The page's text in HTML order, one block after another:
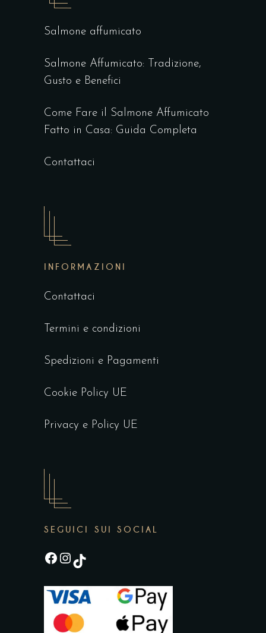
Salmone affumicato
Salmone Affumicato: Tradizione,
Gusto e Benefici
Come Fare il Salmone Affumicato
Fatto in Casa: Guida Completa
Contattaci
INFORMAZIONI
Contattaci
Termini e condizioni
Spedizioni e Pagamenti
Cookie Policy UE
Privacy e Policy UE
SEGUICI SUI SOCIAL
Facebook
Instagram
TikTok